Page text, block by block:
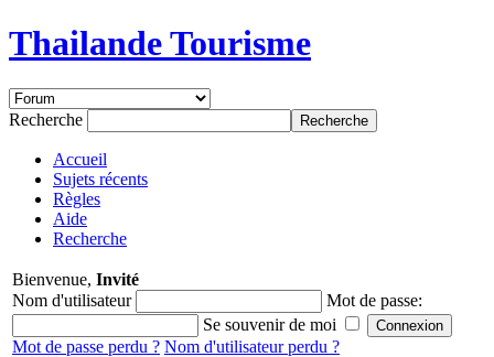
Thailande Tourisme
Recherche
Accueil
Sujets récents
Règles
Aide
Recherche
Bienvenue, Invité
Nom d'utilisateur
Mot de passe:
Se souvenir de moi
Mot de passe perdu ? Nom d'utilisateur perdu ?